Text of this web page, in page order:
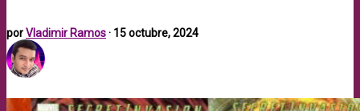
porVladimir Ramos· 15 octubre, 2024